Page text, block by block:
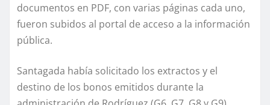
documentos en PDF, con varias páginas cada uno,
fueron subidos al portal de acceso a la información
pública.
Santagada había solicitado los extractos y el
destino de los bonos emitidos durante la